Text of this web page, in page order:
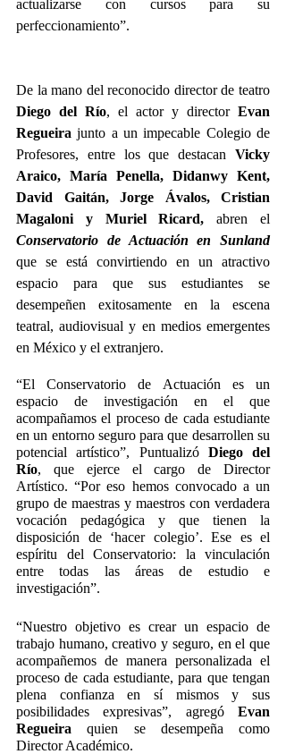
actualizarse con cursos para su
perfeccionamiento”.
Diego del Río, el actor y director Evan
Regueira junto a un impecable Colegio de
Profesores, entre los que destacan Vicky
Araico, María Penella, Didanwy Kent,
David Gaitán, Jorge Ávalos, Cristian
Magaloni y Muriel Ricard,
Conservatorio de Actuación en Sunland
que se está convirtiendo en un atractivo
espacio para que sus estudiantes se
desempeñen exitosamente en la escena
teatral, audiovisual y en medios emergentes
en México y el extranjero.
“El Conservatorio de Actuación es un
espacio de investigación en el que
acompañamos el proceso de cada estudiante
en un entorno seguro para que desarrollen su
potencial artístico”, Puntualizó Diego del
Río, que ejerce el cargo de Director
Artístico. “Por eso hemos convocado a un
grupo de maestras y maestros con verdadera
vocación pedagógica y que tienen la
disposición de ‘hacer colegio’. Ese es el
espíritu del Conservatorio: la vinculación
entre todas las áreas de estudio e
investigación”.
“Nuestro objetivo es crear un espacio de
trabajo humano, creativo y seguro, en el que
acompañemos de manera personalizada el
proceso de cada estudiante, para que tengan
plena confianza en sí mismos y sus
posibilidades expresivas”, agregó Evan
Regueira quien se desempeña como
Director Académico.